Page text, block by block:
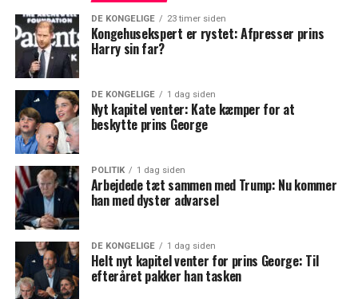
DE KONGELIGE 23 timer siden
Kongehusekspert er rystet: Afpresser prins
Harry sin far?
DE KONGELIGE 1 dag siden
Nyt kapitel venter: Kate kæmper for at
beskytte prins George
POLITIK 1 dag siden
Arbejdede tæt sammen med Trump: Nu kommer
han med dyster advarsel
DE KONGELIGE 1 dag siden
Helt nyt kapitel venter for prins George: Til
efteråret pakker han tasken